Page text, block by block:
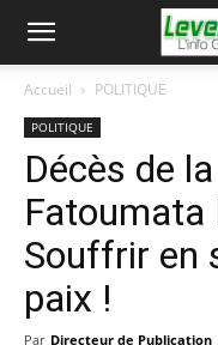
Accueil POLITIQUE
POLITIQUE
Décès de
Fatoumata
Souffrir en
paix !
Par Directeur de Publication